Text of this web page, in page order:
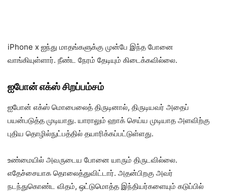
iPhone x ஐந்து மாதங்களுக்கு முன்பே இந்த போனை
வாங்கியுள்ளார். நீண்ட நேரம் தேடியும் கிடைக்கவில்லை.
ஐபோன் எக்ஸ் சிறப்பம்சம்
ஐபோன் எக்ஸ் மொபைலைத் திருடினால், திருடியவர் அதைப்
பயன்படுத்த முடியாது. யாராலும் ஹாக் செய்ய முடியாத அளவிற்கு
புதிய தொழில்நுட்பத்தில் தயாரிக்கப்பட்டுள்ளது.
உண்மையில் அவருடைய போனை யாரும் திருடவில்லை.
எதேச்சையாக தொலைத்துவிட்டார். அதன்பிறகு அவர்
நடந்துகொண்ட விதம், ஒட்டுமொத்த இந்தியர்களையும் கடுப்பில்